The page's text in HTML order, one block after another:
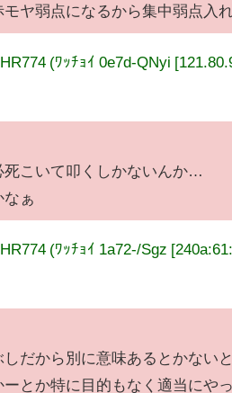
ヤ弱点になるから集中弱点入
(ﾜｯﾁｮｲ 0e7d-QNyi
こいて叩くしかないんか…
なぁ
(ﾜｯﾁｮｲ 1a72-/Sgz
だから別に意味あるとかない
とか特に目的もなく適当にや